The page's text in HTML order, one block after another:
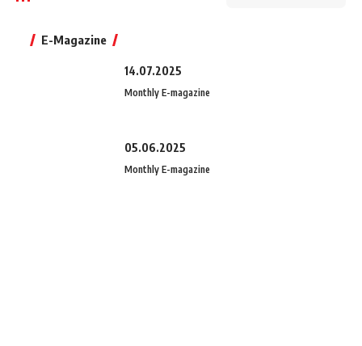
E-Magazine
14.07.2025
Monthly E-magazine
05.06.2025
Monthly E-magazine